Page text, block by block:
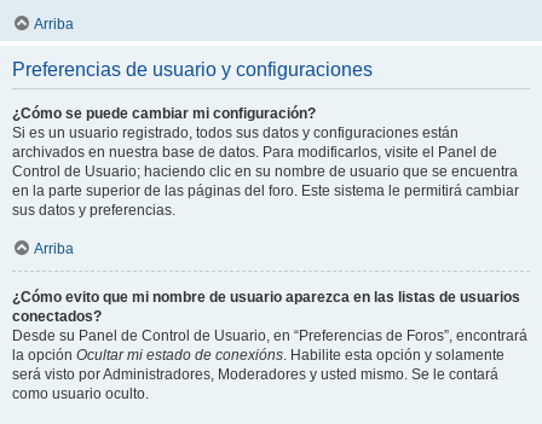
Arriba
Preferencias de usuario y configuraciones
¿Cómo se puede cambiar mi configuración?
Si es un usuario registrado, todos sus datos y configuraciones están
archivados en nuestra base de datos. Para modificarlos, visite el Panel de
Control de Usuario; haciendo clic en su nombre de usuario que se encuentra
en la parte superior de las páginas del foro. Este sistema le permitirá cambiar
sus datos y preferencias.
Arriba
¿Cómo evito que mi nombre de usuario aparezca en las listas de usuarios
conectados?
Desde su Panel de Control de Usuario, en “Preferencias de Foros”, encontrará
la opción Ocultar mi estado de conexións. Habilite esta opción y solamente
será visto por Administradores, Moderadores y usted mismo. Se le contará
como usuario oculto.